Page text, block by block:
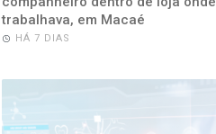
trabalhava, em Macaé
HÁ 7 DIAS